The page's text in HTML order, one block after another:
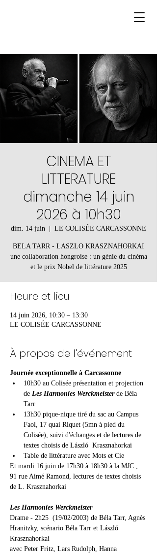
CINEMA ET
LITTERATURE
dimanche 14 juin
2026 à 10h30
dim. 14 juin LE COLISÉE CARCASSONNE
BELA TARR - LASZLO KRASZNAHORKAI
une collaboration hongroise : un génie du cinéma
et le prix Nobel de littérature 2025
Heure et lieu
14 juin 2026, 10:30 – 13:30
LE COLISÉE CARCASSONNE
À propos de l'événement
Journée exceptionnelle à Carcassonne
10h30 au Colisée présentation et projection
de Les Harmonies Werckmeister de Béla
Tarr
13h30 pique-nique tiré du sac au Campus
Faol, 17 quai Riquet (5mn à pied du
Colisée), suivi d'échanges et de lectures de
textes choisis de László  Krasznahorkai
Table de littérature avec Mots et Cie
Et mardi 16 juin de 17h30 à 18h30 à la MJC ,
91 rue Aimé Ramond, lectures de textes choisis
de L. Krasznahorkai
Les Harmonies Werckmeister
Drame - 2h25  (19/02/2003) de Béla Tarr, Agnès
Hranitzky, scénario Béla Tarr et László
Krasznahorkai
avec Peter Fritz, Lars Rudolph, Hanna